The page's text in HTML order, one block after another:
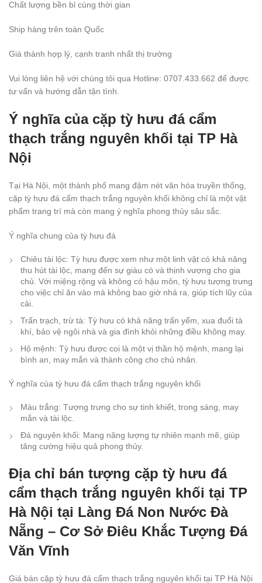
Chất lượng bền bỉ cùng thời gian
Ship hàng trên toàn Quốc
Giá thành hợp lý, cạnh tranh nhất thị trường
Vui lòng liên hệ với chúng tôi qua Hotline: 0707.433.662 để được
tư vấn và hướng dẫn tận tình.
Ý nghĩa của cặp tỳ hưu đá cẩm
thạch trắng nguyên khối tại TP Hà
Nội
Tại Hà Nội, một thành phố mang đậm nét văn hóa truyền thống,
cặp tỳ hưu đá cẩm thạch trắng nguyên khối không chỉ là một vật
phẩm trang trí mà còn mang ý nghĩa phong thủy sâu sắc.
Ý nghĩa chung của tỳ hưu đá
Chiêu tài lộc: Tỳ hưu được xem như một linh vật có khả năng
thu hút tài lộc, mang đến sự giàu có và thịnh vượng cho gia
chủ. Với miệng rộng và không có hậu môn, tỳ hưu tượng trưng
cho việc chỉ ăn vào mà không bao giờ nhả ra, giúp tích lũy của
cải.
Trấn trạch, trừ tà: Tỳ hưu có khả năng trấn yểm, xua đuổi tà
khí, bảo vệ ngôi nhà và gia đình khỏi những điều không may.
Hộ mệnh: Tỳ hưu được coi là một vị thần hộ mệnh, mang lại
bình an, may mắn và thành công cho chủ nhân.
Ý nghĩa của tỳ hưu đá cẩm thạch trắng nguyên khối
Màu trắng: Tượng trưng cho sự tinh khiết, trong sáng, may
mắn và tài lộc.
Đá nguyên khối: Mang năng lượng tự nhiên mạnh mẽ, giúp
tăng cường hiệu quả phong thủy.
Địa chỉ bán tượng cặp tỳ hưu đá
cẩm thạch trắng nguyên khối tại TP
Hà Nội tại Làng Đá Non Nước Đà
Nẵng – Cơ Sở Điêu Khắc Tượng Đá
Văn Vĩnh
Giá bán cặp tỳ hưu đá cẩm thạch trắng nguyên khối tại TP Hà Nội